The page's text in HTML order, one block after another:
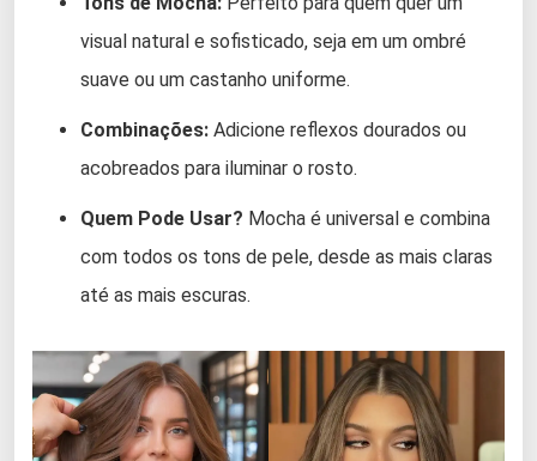
visual natural e sofisticado, seja em um ombré
suave ou um castanho uniforme.
Combinações: Adicione reflexos dourados ou
acobreados para iluminar o rosto.
Quem Pode Usar? Mocha é universal e combina
com todos os tons de pele, desde as mais claras
até as mais escuras.